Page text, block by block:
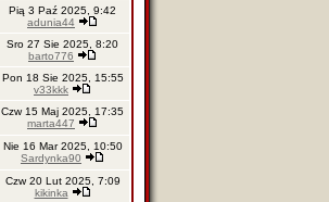
Pią 3 Paź 2025, 9:42
adunia44
Sro 27 Sie 2025, 8:20
barto776
Pon 18 Sie 2025, 15:55
v33kkk
Czw 15 Maj 2025, 17:35
marta447
Nie 16 Mar 2025, 10:50
Sardynka90
Czw 20 Lut 2025, 7:09
kikinka